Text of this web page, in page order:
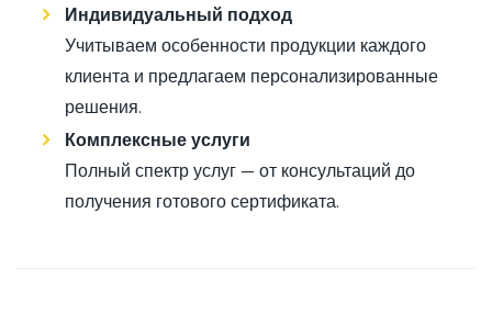
Индивидуальный подход
Учитываем особенности продукции каждого
клиента и предлагаем персонализированные
решения.
Комплексные услуги
Полный спектр услуг — от консультаций до
получения готового сертификата.